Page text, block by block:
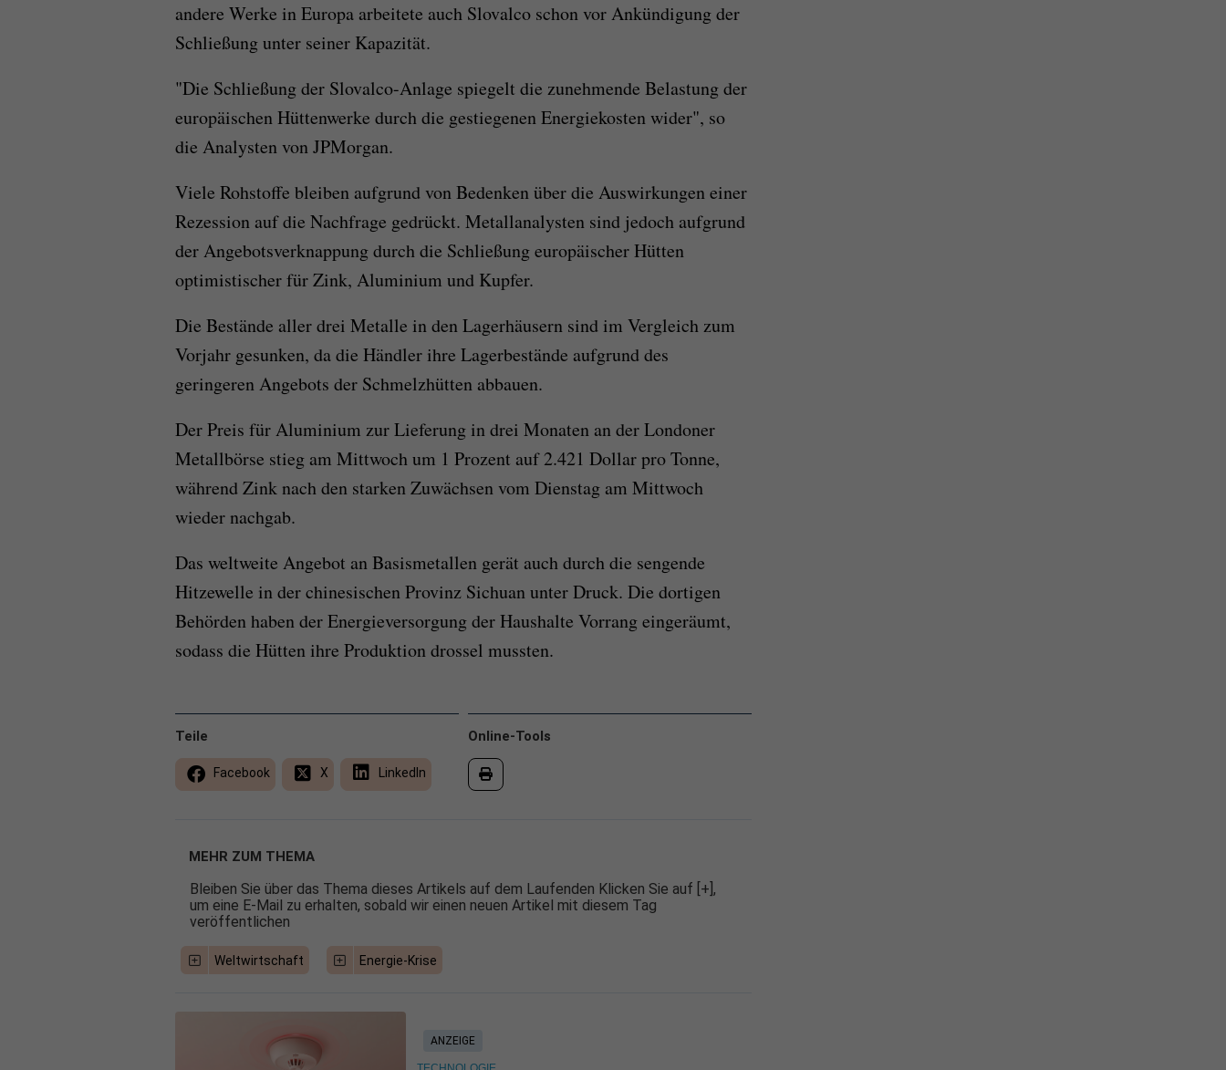
andere Werke in Europa arbeitete auch Slovalco schon vor Ankündigung der
Schließung unter seiner Kapazität.
"Die Schließung der Slovalco-Anlage spiegelt die zunehmende Belastung der
europäischen Hüttenwerke durch die gestiegenen Energiekosten wider", so
die Analysten von JPMorgan.
Viele Rohstoffe bleiben aufgrund von Bedenken über die Auswirkungen einer
Rezession auf die Nachfrage gedrückt. Metallanalysten sind jedoch aufgrund
der Angebotsverknappung durch die Schließung europäischer Hütten
optimistischer für Zink, Aluminium und Kupfer.
Die Bestände aller drei Metalle in den Lagerhäusern sind im Vergleich zum
Vorjahr gesunken, da die Händler ihre Lagerbestände aufgrund des
geringeren Angebots der Schmelzhütten abbauen.
Der Preis für Aluminium zur Lieferung in drei Monaten an der Londoner
Metallbörse stieg am Mittwoch um 1 Prozent auf 2.421 Dollar pro Tonne,
während Zink nach den starken Zuwächsen vom Dienstag am Mittwoch
wieder nachgab.
Das weltweite Angebot an Basismetallen gerät auch durch die sengende
Hitzewelle in der chinesischen Provinz Sichuan unter Druck. Die dortigen
Behörden haben der Energieversorgung der Haushalte Vorrang eingeräumt,
sodass die Hütten ihre Produktion drossel mussten.
Online-Tools
Teile
Facebook X LinkedIn
MEHR ZUM THEMA
Bleiben Sie über das Thema dieses Artikels auf dem Laufenden Klicken Sie auf [+],
um eine E-Mail zu erhalten, sobald wir einen neuen Artikel mit diesem Tag
veröffentlichen
Weltwirtschaft Energie-Krise
ANZEIGE